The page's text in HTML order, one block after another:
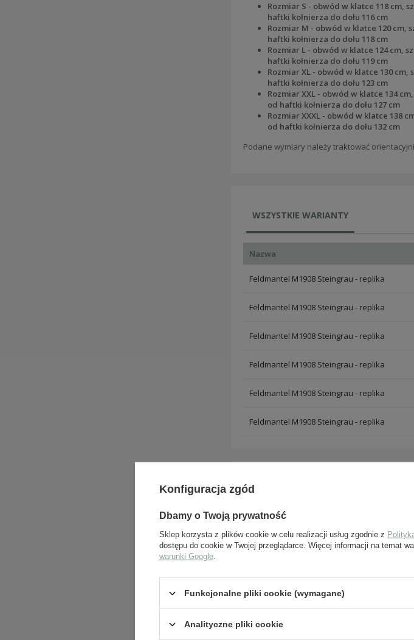
Rozmiar S - obwód w klatce 118 cm,
haftki kołnierza do dołu 116 cm
Rozmiar M - obwód w klatce 120 cm,
haftki kołnierza do dołu 118 cm
Rozmiar L - obwód w klatce 124 cm,
haftki kołnierza do dołu 119 cm
Rozmiar XL - obwód w klatce 130 cm,
haftki kołnierza do dołu 123 cm
Rozmiar XXL - obwód w klatce 134
od haftki kołnierza do dołu 127 cm
Rozmiar XXXL - obwód w klatce 138
od haftki kołnierza do dołu 132 cm
Podane wymiary należy traktować
WSZYSTKIE WARIANTY
Nazwa
Feldmantel M1908 Steingrau - replika
Feldmantel M1908 Steingrau - replika
Feldmantel M1908 Steingrau - replika
Feldmantel M1908 Steingrau - replika
Feldmantel M1908 Steingrau - replika
Feldmantel M1908 Steingrau - replika
ZADAJ PYTANIE
Jeżeli
pytanie
e-mail:
Konfiguracja zgód
Dbamy o Twoją prywatność
Sklep korzysta z plików cookie w celu realizacji usług zgodnie z
dostępu do cookie w Twojej przeglądarce. Więcej informacji na temat
warunki Google
Funkcjonalne pliki cookie (wymagane)
Analityczne pliki cookie